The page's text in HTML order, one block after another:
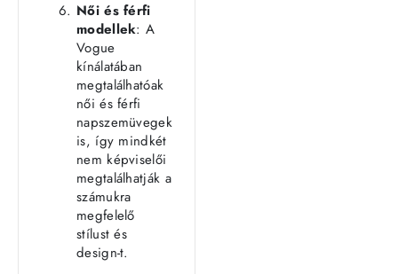
Női és férfi
modellek: A
Vogue
kínálatában
megtalálhatóak
női és férfi
napszemüvegek
is, így mindkét
nem képviselői
megtalálhatják a
számukra
megfelelő
stílust és
design-t.